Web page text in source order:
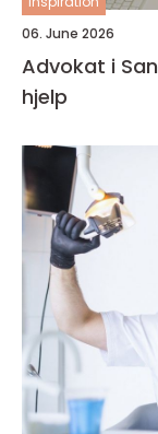
06. June 2026
Advokat i
hjelp